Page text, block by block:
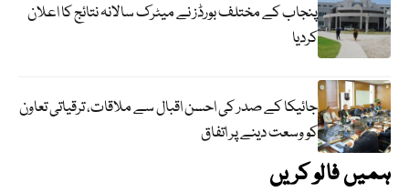
پنجاب کے مختلف بورڈز نے میٹرک سالانہ نتائج کا اعلان
کردیا
جائیکا کے صدر کی احسن اقبال سے ملاقات، ترقیاتی تعاون
کو وسعت دینے پر اتفاق
ہمیں فالو کریں